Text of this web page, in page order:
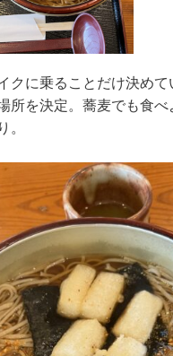
クに乗ることだけ決めて
所を決定。蕎麦でも食べ
。